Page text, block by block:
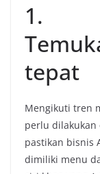
1.
tepat
Mengikuti tren
perlu dilakukan
pastikan bisnis
dimiliki menu